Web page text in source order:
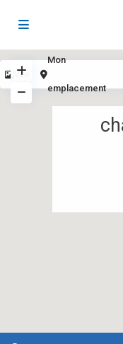
Vue
Mon
emplacement